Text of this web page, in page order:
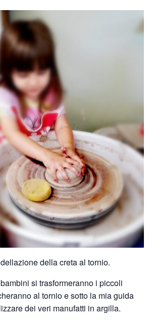
della creta al tornio.
si trasformeranno i piccoli
al tornio e sotto la mia guida
dei veri manufatti in argilla.